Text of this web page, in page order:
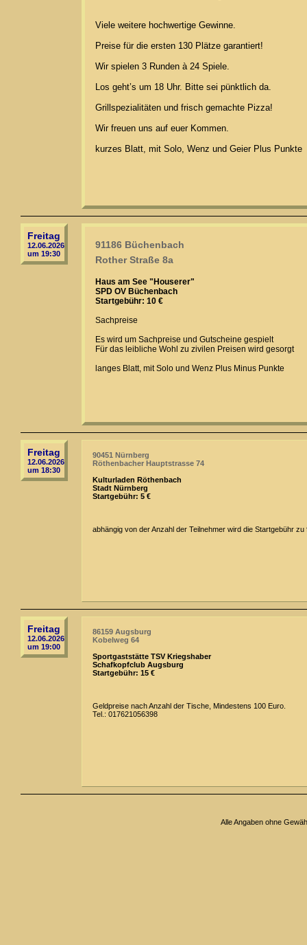
Viele weitere hochwertige Gewinne.
Preise für die ersten 130 Plätze garantiert!
Wir spielen 3 Runden à 24 Spiele.
Los geht’s um 18 Uhr. Bitte sei pünktlich da.
Grillspezialitäten und frisch gemachte Pizza!
Wir freuen uns auf euer Kommen.
kurzes Blatt, mit Solo, Wenz und Geier Plus Punkte
Freitag
12.06.2026
um 19:30
91186 Büchenbach
Rother Straße 8a
Haus am See "Houserer"
SPD OV Büchenbach
Startgebühr: 10 €
Sachpreise
Es wird um Sachpreise und Gutscheine gespielt
Für das leibliche Wohl zu zivilen Preisen wird gesorgt
langes Blatt, mit Solo und Wenz Plus Minus Punkte
Freitag
12.06.2026
um 18:30
90451 Nürnberg
Röthenbacher Hauptstrasse 74
Kulturladen Röthenbach
Stadt Nürnberg
Startgebühr: 5 €
abhängig von der Anzahl der Teilnehmer wird die Startgebühr
Freitag
12.06.2026
um 19:00
86159 Augsburg
Kobelweg 64
Sportgaststätte TSV Kriegshaber
Schafkopfclub Augsburg
Startgebühr: 15 €
Geldpreise nach Anzahl der Tische, Mindestens 100 Euro.
Tel.: 017621056398
Alle Angaben ohne